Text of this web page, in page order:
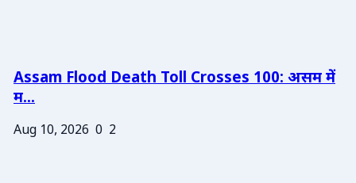
Assam Flood Death Toll Crosses 100: असम में
म...
Aug 10, 2026 0 2